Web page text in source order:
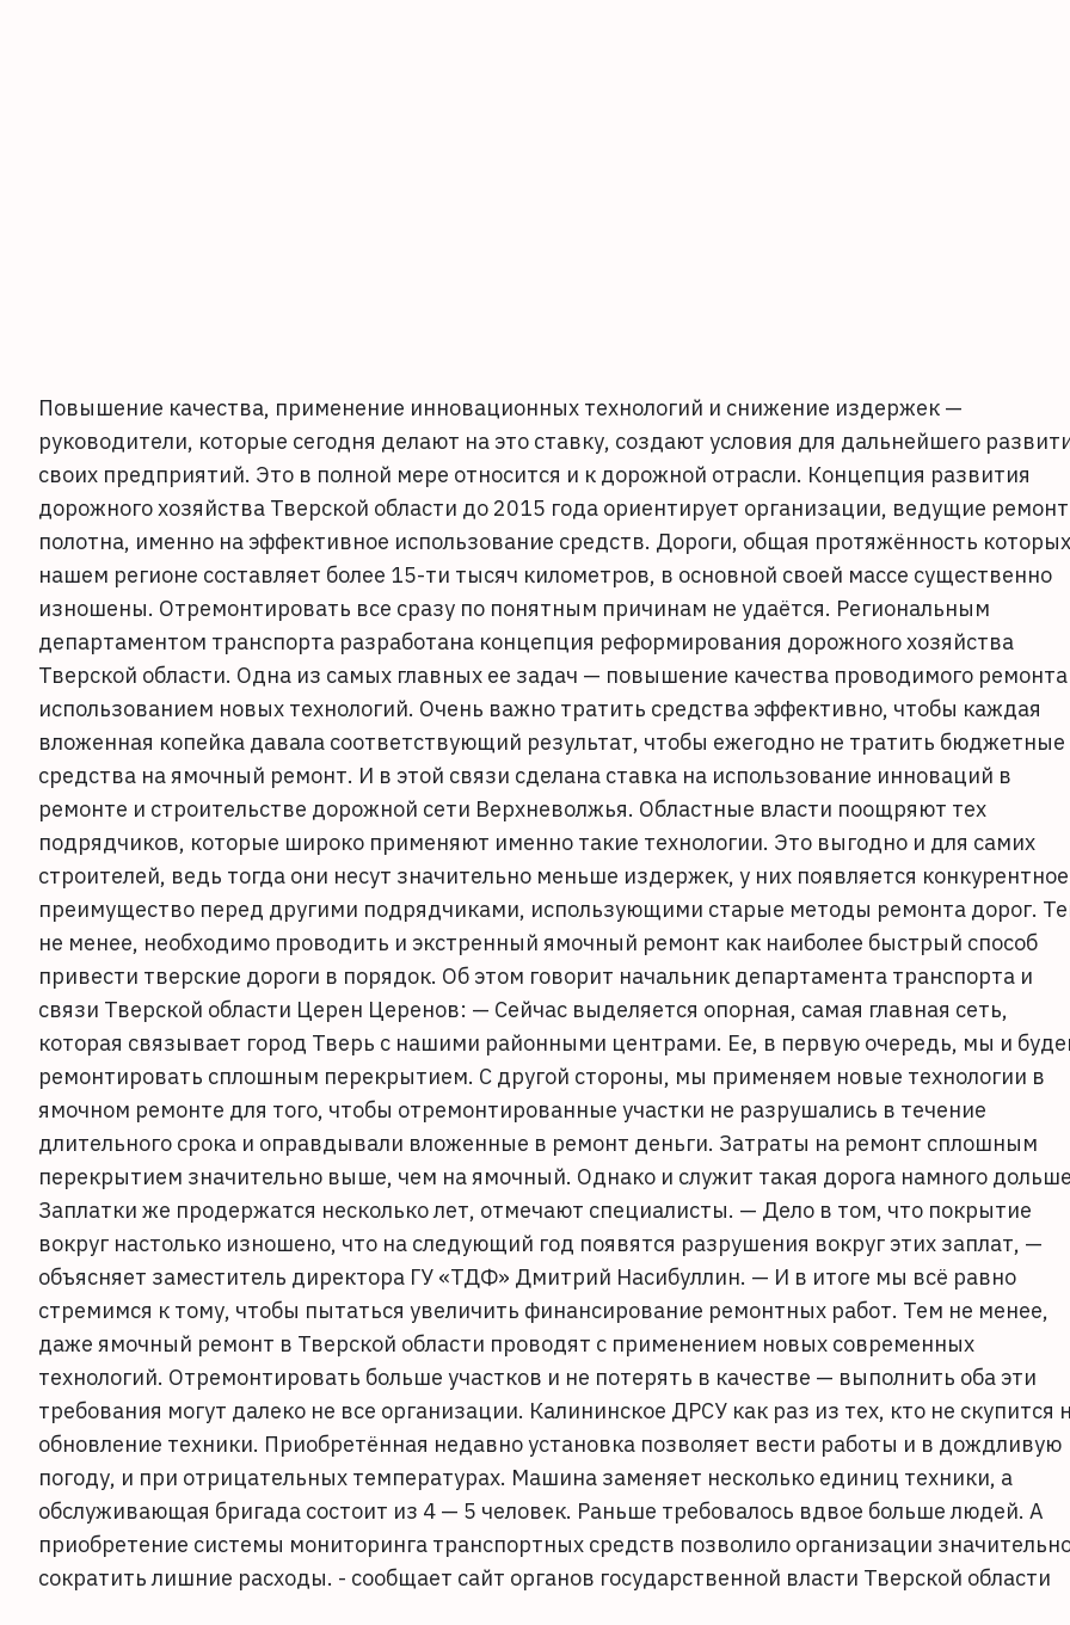
Повышение качества, применение инновационных технологий и снижение издержек —
руководители, которые сегодня делают на это ставку, создают условия для дальнейшего
своих предприятий. Это в полной мере относится и к дорожной отрасли. Концепция развития
дорожного хозяйства Тверской области до 2015 года ориентирует организации, ведущие ремонт
полотна, именно на эффективное использование средств. Дороги, общая протяжённость
нашем регионе составляет более 15-ти тысяч километров, в основной своей массе существенно
изношены. Отремонтировать все сразу по понятным причинам не удаётся. Региональным
департаментом транспорта разработана концепция реформирования дорожного хозяйства
Тверской области. Одна из самых главных ее задач — повышение качества проводимого ремонта
использованием новых технологий. Очень важно тратить средства эффективно, чтобы каждая
вложенная копейка давала соответствующий результат, чтобы ежегодно не тратить бюджетные
средства на ямочный ремонт. И в этой связи сделана ставка на использование инноваций в
ремонте и строительстве дорожной сети Верхневолжья. Областные власти поощряют тех
подрядчиков, которые широко применяют именно такие технологии. Это выгодно и для самих
строителей, ведь тогда они несут значительно меньше издержек, у них появляется конкурентное
преимущество перед другими подрядчиками, использующими старые методы ремонта дорог.
не менее, необходимо проводить и экстренный ямочный ремонт как наиболее быстрый способ
привести тверские дороги в порядок. Об этом говорит начальник департамента транспорта и
связи Тверской области Церен Церенов: — Сейчас выделяется опорная, самая главная сеть,
которая связывает город Тверь с нашими районными центрами. Ее, в первую очередь, мы и
ремонтировать сплошным перекрытием. С другой стороны, мы применяем новые технологии в
ямочном ремонте для того, чтобы отремонтированные участки не разрушались в течение
длительного срока и оправдывали вложенные в ремонт деньги. Затраты на ремонт сплошным
перекрытием значительно выше, чем на ямочный. Однако и служит такая дорога намного
Заплатки же продержатся несколько лет, отмечают специалисты. — Дело в том, что покрытие
вокруг настолько изношено, что на следующий год появятся разрушения вокруг этих заплат, —
объясняет заместитель директора ГУ «ТДФ» Дмитрий Насибуллин. — И в итоге мы всё равно
стремимся к тому, чтобы пытаться увеличить финансирование ремонтных работ. Тем не менее,
даже ямочный ремонт в Тверской области проводят с применением новых современных
технологий. Отремонтировать больше участков и не потерять в качестве — выполнить оба эти
требования могут далеко не все организации. Калининское ДРСУ как раз из тех, кто не скупится
обновление техники. Приобретённая недавно установка позволяет вести работы и в дождливую
погоду, и при отрицательных температурах. Машина заменяет несколько единиц техники, а
обслуживающая бригада состоит из 4 — 5 человек. Раньше требовалось вдвое больше людей. А
приобретение системы мониторинга транспортных средств позволило организации
сократить лишние расходы. - сообщает сайт органов государственной власти Тверской области